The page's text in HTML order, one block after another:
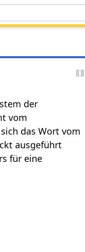
der
vom
das Wort vom
ausgeführt
für eine